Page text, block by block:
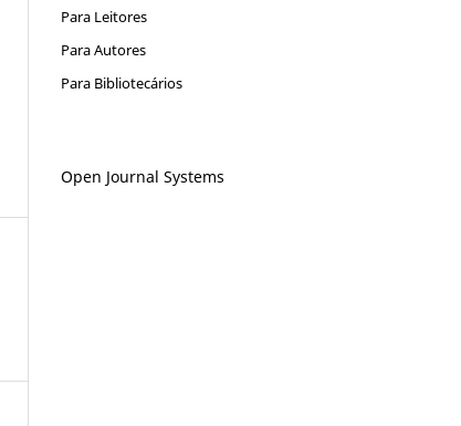
Para Leitores
Para Autores
Para Bibliotecários
Open Journal Systems